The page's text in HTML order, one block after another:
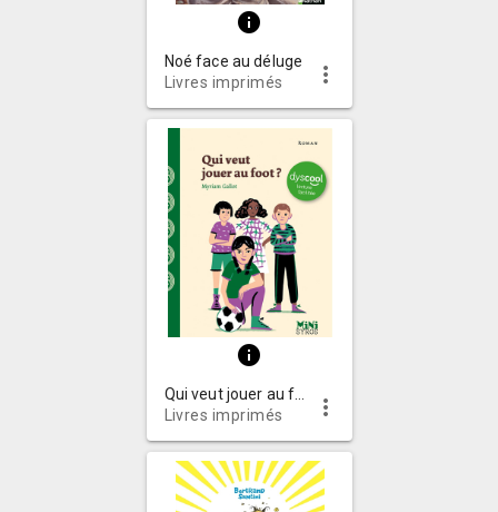
info
Noé face au déluge
Livres imprimés
more_vert
info
Livres imprimés
more_vert